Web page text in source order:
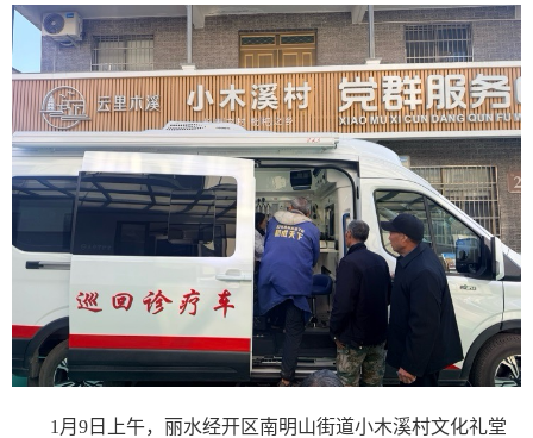
1月9日上午，丽水经开区南明山街道小木溪村文化礼堂